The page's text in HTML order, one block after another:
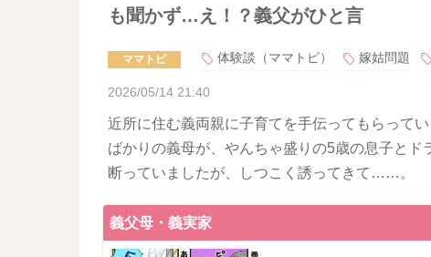
も聞かず…え！？義父がひと言
ママトピ 体験談（ママトピ） 嫁姑問題
2026/05/14 21:40
近所に住む義両親に子育てを手伝ってもらって
ばかりの義母が、やんちゃ盛りの5歳の息子と
断っていましたが、しつこく誘ってきて……。
義父母・義実家